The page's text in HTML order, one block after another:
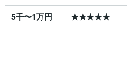
5千〜1万円 ★★★★★